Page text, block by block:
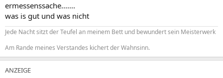
ermessenssache.......
was is gut und was nicht
Jede Nacht sitzt der Teufel an meinem Bett und bewundert sein Meisterwerk
Am Rande meines Verstandes kichert der Wahnsinn.